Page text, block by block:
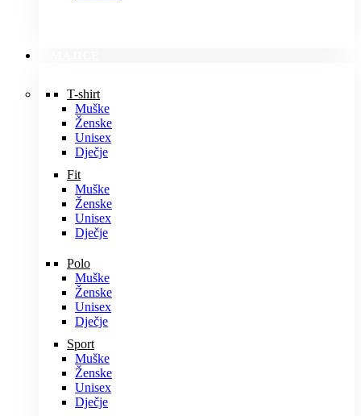
T-shirt
Muške
Ženske
Unisex
Dječje
Fit
Muške
Ženske
Unisex
Dječje
Polo
Muške
Ženske
Unisex
Dječje
Sport
Muške
Ženske
Unisex
Dječje